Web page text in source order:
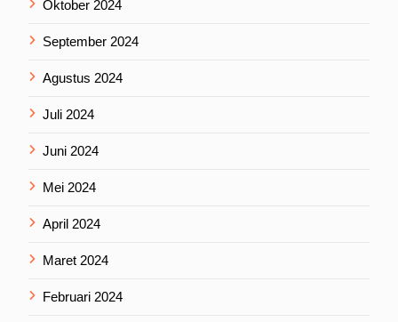
Oktober 2024
September 2024
Agustus 2024
Juli 2024
Juni 2024
Mei 2024
April 2024
Maret 2024
Februari 2024